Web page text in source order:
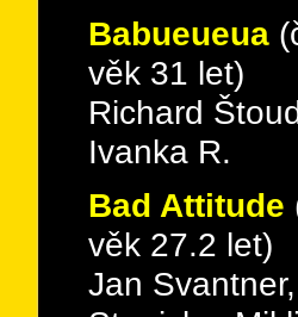
Babueueua
věk 31 let)
Richard
Ivanka R.
Bad Attitude
věk 27.2 let)
Jan